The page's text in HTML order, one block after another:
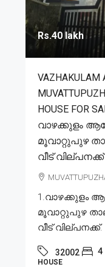
Rs.40 lakh
VAZHAKULAM
HOUSE FOR
വാഴക്കുളം
മൂവാറ്റുപുഴ
വീട്
1.വാഴക്കുളം
മൂവാറ്റുപുഴ
വീട് വില്പനക്ക്.
32002 4
HOUSE